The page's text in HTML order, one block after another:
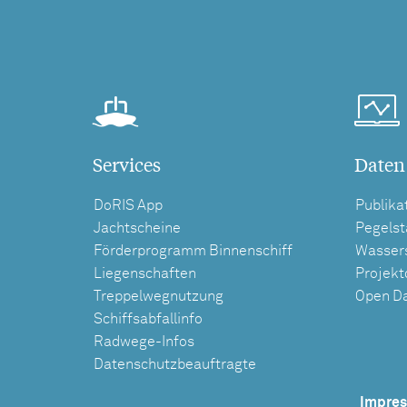
Services
DoRIS App
Jachtscheine
Förderprogramm Binnenschiff
Liegenschaften
Treppelwegnutzung
Schiffsabfallinfo
Radwege-Infos
Datenschutzbeauftragte
Open